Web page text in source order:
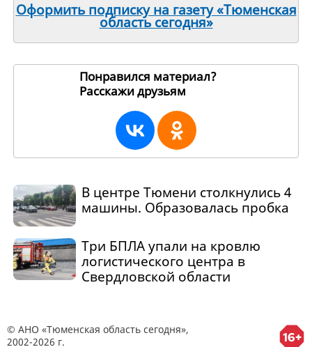
Оформить подписку на газету «Тюменская
область сегодня»
Понравился материал?
Расскажи друзьям
В центре Тюмени столкнулись 4
машины. Образовалась пробка
Три БПЛА упали на кровлю
логистического центра в
Свердловской области
© АНО «Тюменская область сегодня»,
2002-2026 г.